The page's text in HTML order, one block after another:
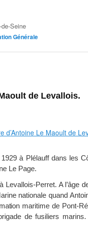
Seine
Générale
de Levallois.
à Plélauff dans les
Le Page.
Levallois-Perret. A l’âge
nationale quand
maritime de Pont-
de fusiliers